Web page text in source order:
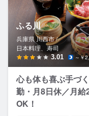
ふる川
兵庫県 川西市 /
日本料理、寿司
3.01 ～￥
心も体も喜ぶ手づ
勤・月8日休／月
OK！